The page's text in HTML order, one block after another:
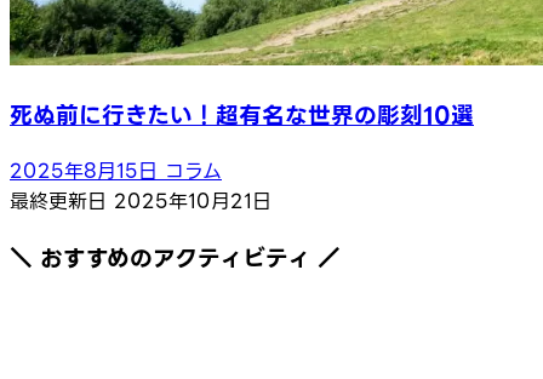
死ぬ前に行きたい！超有名な世界の彫刻10選
2025年8月15日 コラム
最終更新日 2025年10月21日
＼ おすすめのアクティビティ ／